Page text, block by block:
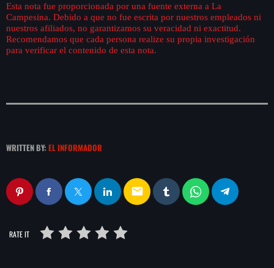
Esta nota fue proporcionada por una fuente externa a La
Campesina. Debido a que no fue escrita por nuestros empleados ni
nuestros afiliados, no garantizamos su veracidad ni exactitud.
Recomendamos que cada persona realize su propia investigación
para verificar el contenido de esta nota.
WRITTEN BY: EL INFORMADOR
email
RATE IT